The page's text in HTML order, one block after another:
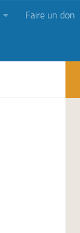
Faire un don